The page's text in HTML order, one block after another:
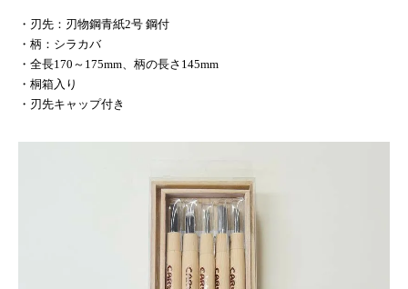
・刃先：刃物鋼青紙2号 鋼付
・柄：シラカバ
・全長170～175mm、柄の長さ145mm
・桐箱入り
・刃先キャップ付き